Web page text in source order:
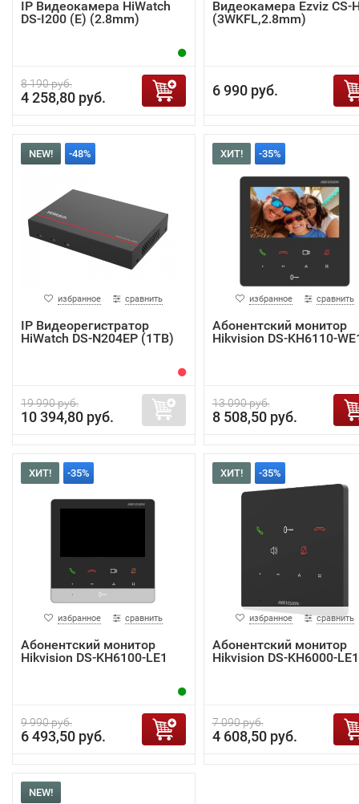
IP Видеокамера HiWatch
DS-I200 (E) (2.8mm)
8 190 руб.
4 258,80 руб.
Видеокамера Ezviz CS-
(3WKFL,2.8mm)
6 990 руб.
NEW! -48%
избранное сравнить
IP Видеорегистратор
HiWatch DS-N204EP (1TB)
19 990 руб.
10 394,80 руб.
ХИТ! -35%
избранное сравнить
Абонентский монитор
Hikvision DS-KH6110-
13 090 руб.
8 508,50 руб.
ХИТ! -35%
избранное сравнить
Абонентский монитор
Hikvision DS-KH6100-LE1
9 990 руб.
6 493,50 руб.
ХИТ! -35%
избранное сравнить
Абонентский монитор
Hikvision DS-KH6000-LE1
7 090 руб.
4 608,50 руб.
NEW!